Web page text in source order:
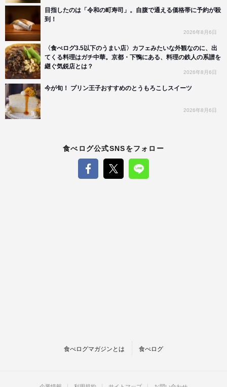
目指したのは「令和の町寿司」。自腹で通える価格帯に予約が殺
到！
2026年8月6日
〈食べログ3.5以下のうまい店〉カフェみたいな外観なのに、出
てくる料理はガチ中華。京都・下鴨にある、料理の鉄人の系譜を
継ぐ気鋭店とは？
2026年8月6日
今が旬！ プリン王子おすすめのとうもろこしスイーツ
2026年8月6日
食べログ公式SNSをフォロー
食べログマガジンとは 食べログ